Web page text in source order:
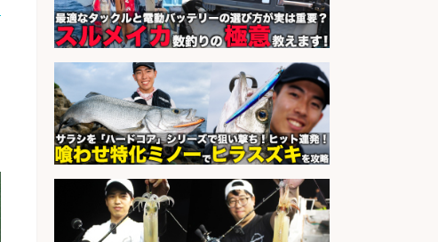
会社名 オーケー株式会社
sponsored by 求人ボックス
釣り具などの出荷作業～～/工場/製
造
会社名 UTグループ株式会社
sponsored by 求人ボックス
レジカウンター/お釣りの計算不要
の簡単レジ 未経験も安心の研修あり